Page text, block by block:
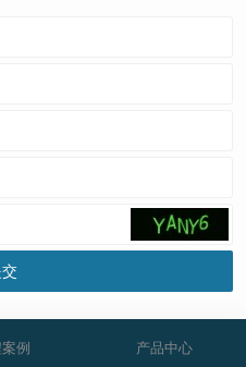
例 产品中心